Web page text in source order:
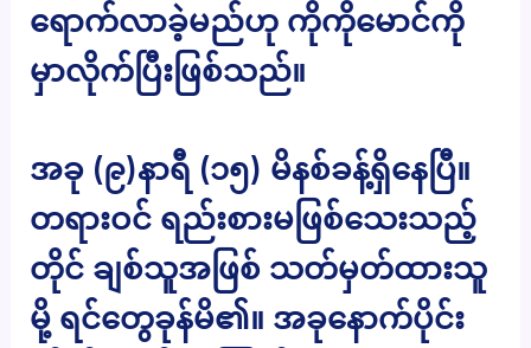
ရောက်လာခဲ့မည်ဟု ကိုကိုမောင်ကို
မှာလိုက်ပြီးဖြစ်သည်။
အခု (၉)နာရီ (၁၅) မိနစ်ခန့်ရှိနေပြီ။
တရားဝင် ရည်းစားမဖြစ်သေးသည့်
တိုင် ချစ်သူအဖြစ် သတ်မှတ်ထားသူ
မို့ ရင်တွေခုန်မိ၏။ အခုနောက်ပိုင်း